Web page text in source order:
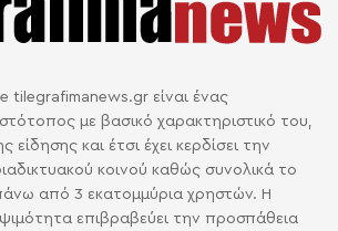
tilegrafimanews.gr είναι ένας
με βασικό χαρακτηριστικό του,
είδησης και έτσι έχει κερδίσει την
κοινού καθώς συνολικά το
από 3 εκατομμύρια χρηστών. Η
επιβραβεύει την προσπάθεια